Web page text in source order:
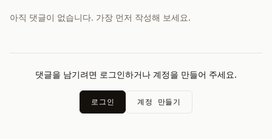
아직 댓글이 없습니다. 가장 먼저 작성해 보세요.
댓글을 남기려면 로그인하거나 계정을 만들어 주세요.
로그인 계정 만들기